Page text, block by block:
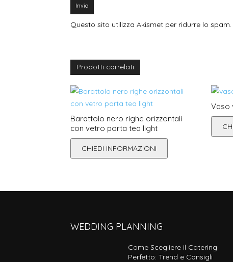
Questo sito utilizza Akismet per ridurre lo spam.
Prodotti correlati
Barattolo nero righe orizzontali
con vetro porta tea light
CHIEDI INFORMAZIONI
Vaso
WEDDING PLANNING
Come Scegliere il Catering
Perfetto: Trend e Consigli